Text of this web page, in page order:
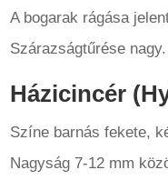
A bogarak rágása
Szárazságtűrése
Házicincér
Színe barnás fekete,
Nagyság 7-12 mm